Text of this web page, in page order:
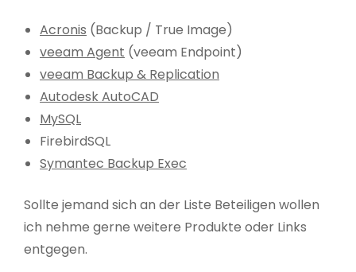
Acronis (Backup / True Image)
veeam Agent (veeam Endpoint)
veeam Backup & Replication
Autodesk AutoCAD
MySQL
FirebirdSQL
Symantec Backup Exec
Sollte jemand sich an der Liste Beteiligen wollen
ich nehme gerne weitere Produkte oder Links
entgegen.